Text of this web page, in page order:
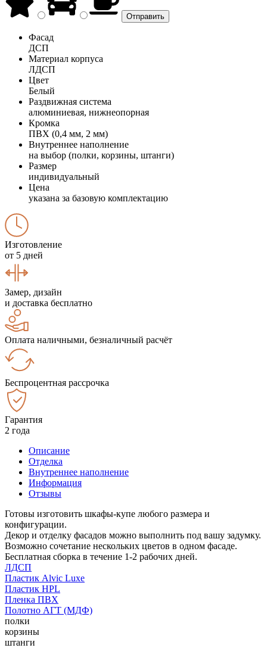
Фасад
ДСП
Материал корпуса
ЛДСП
Цвет
Белый
Раздвижная система
алюминиевая, нижнеопорная
Кромка
ПВХ (0,4 мм, 2 мм)
Внутреннее наполнение
на выбор (полки, корзины, штанги)
Размер
индивидуальный
Цена
указана за базовую комплектацию
Изготовление
от 5 дней
Замер, дизайн
и доставка бесплатно
Оплата наличными, безналичный расчёт
Беспроцентная рассрочка
Гарантия
2 года
Описание
Отделка
Внутреннее наполнение
Информация
Отзывы
Готовы изготовить шкафы-купе любого размера и
конфигурации.
Декор и отделку фасадов можно выполнить под вашу задумку.
Возможно сочетание нескольких цветов в одном фасаде.
Бесплатная сборка в течение 1-2 рабочих дней.
ЛДСП
Пластик Alvic Luxe
Пластик HPL
Пленка ПВХ
Полотно АГТ (МДФ)
полки
корзины
штанги